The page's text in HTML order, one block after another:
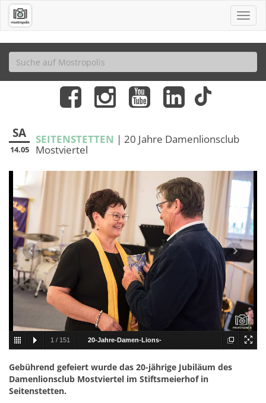
SA
14.05
SEITENSTETTEN | 20 Jahre Damenlionsclub
Mostviertel
1 / 151 20-Jahre-Damen-Lions-
Gebührend gefeiert wurde das 20-jährige Jubiläum des
Damenlionsclub Mostviertel im Stiftsmeierhof in
Seitenstetten.